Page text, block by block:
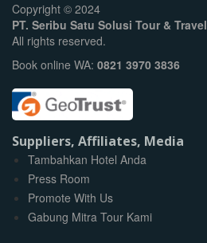
Copyright © 2024
PT. Seribu Satu Solusi Tour & Travel
All rights reserved.
Book online WA: 0821 3970 3836
Suppliers, Affiliates, Media
Tambahkan Hotel Anda
Press Room
Promote With Us
Gabung Mitra Tour Kami